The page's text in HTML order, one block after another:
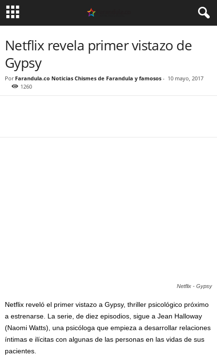
Netflix revela primer vistazo de
Gypsy
Por Farandula.co Noticias Chismes de Farandula y famosos - 10 mayo, 2017
1260
Netflix - Gypsy
Netflix reveló el primer vistazo a Gypsy, thriller psicológico próximo
a estrenarse. La serie, de diez episodios, sigue a Jean Halloway
(Naomi Watts), una psicóloga que empieza a desarrollar relaciones
íntimas e ilícitas con algunas de las personas en las vidas de sus
pacientes.